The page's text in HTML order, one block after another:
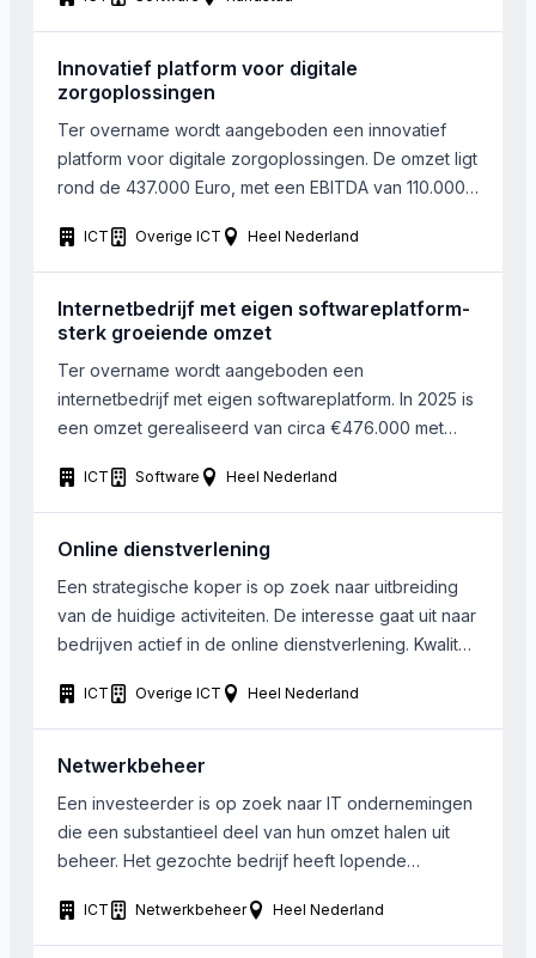
Dynamisch bedrijf met gedreven en enthousiaste
mensen. Directie denkt zeer producten marktgericht,
met de juiste aandacht voor de interne organisatie.
de gezochte onderneming is succesvol […]
Innovatief platform voor digitale
zorgoplossingen
Ter overname wordt aangeboden een innovatief
platform voor digitale zorgoplossingen. De omzet ligt
rond de 437.000 Euro, met een EBITDA van 110.000
geschikt voor snelle ontwikkeling en aanpassing van
nieuwe oplossingen. Bij het bedrijf werken 2 FTE. De
onderneming beschikt over een bewezen
technologiebasis met ruimte […]
ICT Overige ICT Heel Nederland
Internetbedrijf met eigen softwareplatform-
sterk groeiende omzet
Ter overname wordt aangeboden een
internetbedrijf met eigen softwareplatform. In 2025 is
een omzet gerealiseerd van circa €476.000 met
gelijk aan een EBITDA-marge van circa 29%. De
omzet over het eerste kwartaal van 2026 ligt bijna
45% hoger dan in dezelfde periode in 2025. Ruim
ICT Software Heel Nederland
Online dienstverlening
Een strategische koper is op zoek naar uitbreiding
van de huidige activiteiten. De interesse gaat uit naar
bedrijven actief in de online dienstverlening. Kwaliteit
ligging van de onderneming.
ICT Overige ICT Heel Nederland
Netwerkbeheer
Een investeerder is op zoek naar IT ondernemingen
die een substantieel deel van hun omzet halen uit
beheer. Het gezochte bedrijf heeft lopende
1mln/jaar Klantenbestand met grotere klanten (> 500
medewerkers) en geen klanten met minder dan 50
ICT Netwerkbeheer Heel Nederland